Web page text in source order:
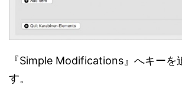
『Simple Modifications』へキーを
す。